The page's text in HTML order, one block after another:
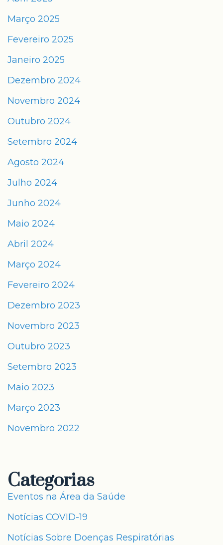
Março 2025
Fevereiro 2025
Janeiro 2025
Dezembro 2024
Novembro 2024
Outubro 2024
Setembro 2024
Agosto 2024
Julho 2024
Junho 2024
Maio 2024
Abril 2024
Março 2024
Fevereiro 2024
Dezembro 2023
Novembro 2023
Outubro 2023
Setembro 2023
Maio 2023
Março 2023
Novembro 2022
Categorias
Eventos na Área da Saúde
Notícias COVID-19
Notícias Sobre Doenças Respiratórias